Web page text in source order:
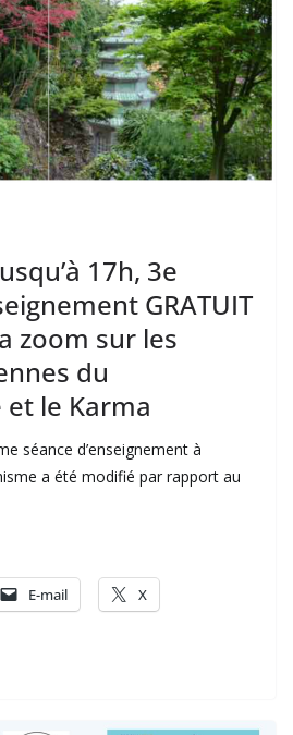
17h, 3e
GRATUIT
zoom sur les
du
le Karma
séance d’enseignement à
a été modifié par rapport au
E-mail X